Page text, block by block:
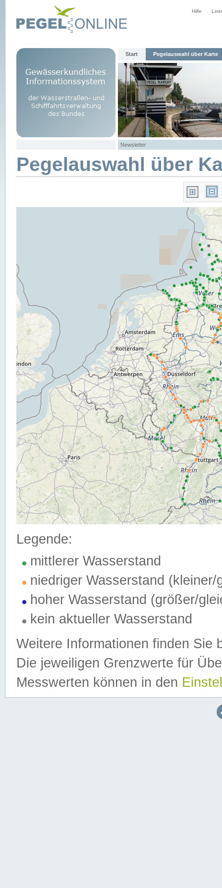
Hilfe
Start Pegelauswahl über Karte
Newsletter
Pegelauswahl über
Legende:
mittlerer Wasserstand
niedriger Wasserstand (kleiner/
hoher Wasserstand (größer/
kein aktueller Wasserstand
Weitere Informationen finden Sie
Die jeweiligen Grenzwerte für
Messwerten können in den